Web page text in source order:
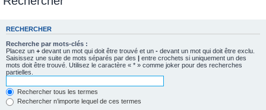
RECHERCHER
Recherche par mots-clés :
Placez un + devant un mot qui doit être trouvé et un - devant un mot qui doit être exclu.
Saisissez une suite de mots séparés par des | entre crochets si uniquement un des
mots doit être trouvé. Utilisez le caractère « * » comme joker pour des recherches
partielles.
Rechercher tous les termes
Rechercher n’importe lequel de ces termes